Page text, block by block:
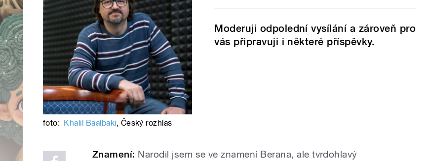
Moderuji odpolední vysílání a zároveň pro
vás připravuji i některé příspěvky.
foto: Khalil Baalbaki, Český rozhlas
Znamení: Narodil jsem se ve znamení Berana, ale tvrdohlavý